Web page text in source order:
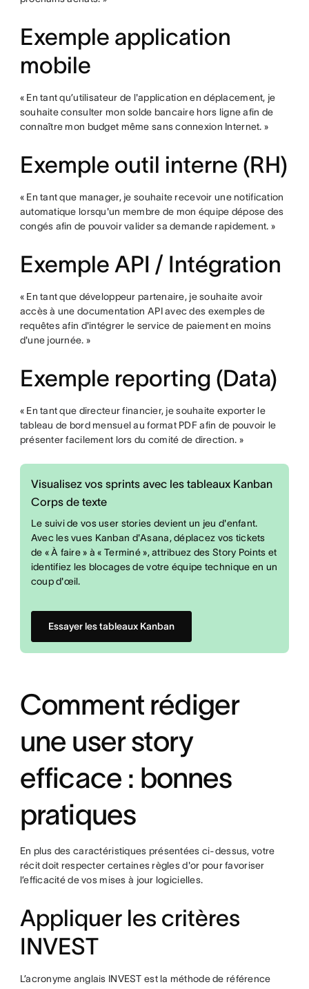
Exemple application
mobile
« En tant qu’utilisateur de l'application en déplacement, je
souhaite consulter mon solde bancaire hors ligne afin de
connaître mon budget même sans connexion Internet. »
Exemple outil interne (RH)
« En tant que manager, je souhaite recevoir une notification
automatique lorsqu'un membre de mon équipe dépose des
congés afin de pouvoir valider sa demande rapidement. »
Exemple API / Intégration
« En tant que développeur partenaire, je souhaite avoir
accès à une documentation API avec des exemples de
requêtes afin d'intégrer le service de paiement en moins
d'une journée. »
Exemple reporting (Data)
« En tant que directeur financier, je souhaite exporter le
tableau de bord mensuel au format PDF afin de pouvoir le
présenter facilement lors du comité de direction. »
Visualisez vos sprints avec les tableaux Kanban
Corps de texte
Le suivi de vos user stories devient un jeu d'enfant.
Avec les vues Kanban d'Asana, déplacez vos tickets
de « À faire » à « Terminé », attribuez des Story Points et
identifiez les blocages de votre équipe technique en un
coup d'œil.
Essayer les tableaux Kanban
Comment rédiger
une user story
efficace : bonnes
pratiques
En plus des caractéristiques présentées ci-dessus, votre
récit doit respecter certaines règles d'or pour favoriser
l’efficacité de vos mises à jour logicielles.
Appliquer les critères
INVEST
L’acronyme anglais INVEST est la méthode de référence